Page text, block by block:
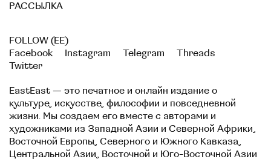
РАССЫЛКА
FOLLOW (EE)
Facebook
Instagram Telegram
Threads
Twitter
EastEast — это печатное и онлайн издание о
культуре, искусстве, философии и повседневной
жизни. Мы создаем его вместе с авторами и
художниками из Западной Азии и Северной Африки,
Восточной Европы, Северного и Южного Кавказа,
Центральной Азии, Восточной и Юго-Восточной Азии